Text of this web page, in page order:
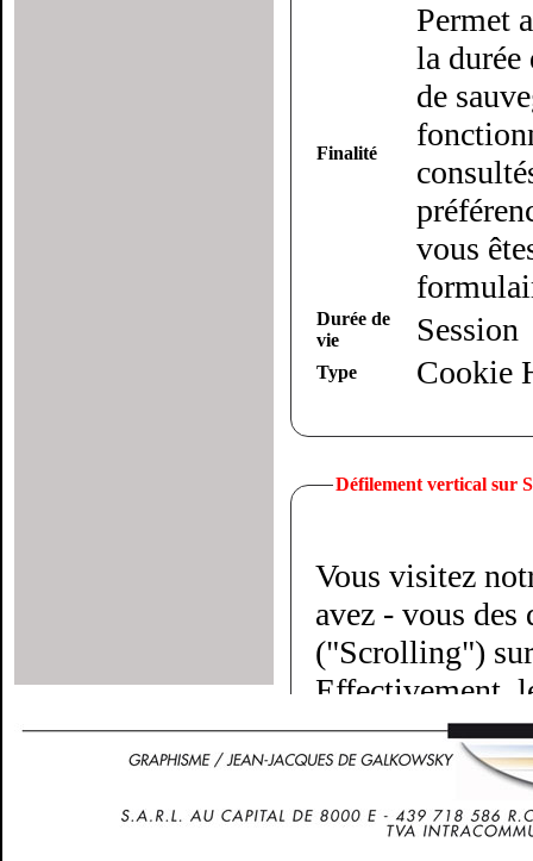
Finalité
Permet
la durée
de
vous
Durée de
vie
Session
Type Cookie
Défilement vertical sur
Vous visitez
avez - vous
("Scrolling")
Effectivement,
doigts